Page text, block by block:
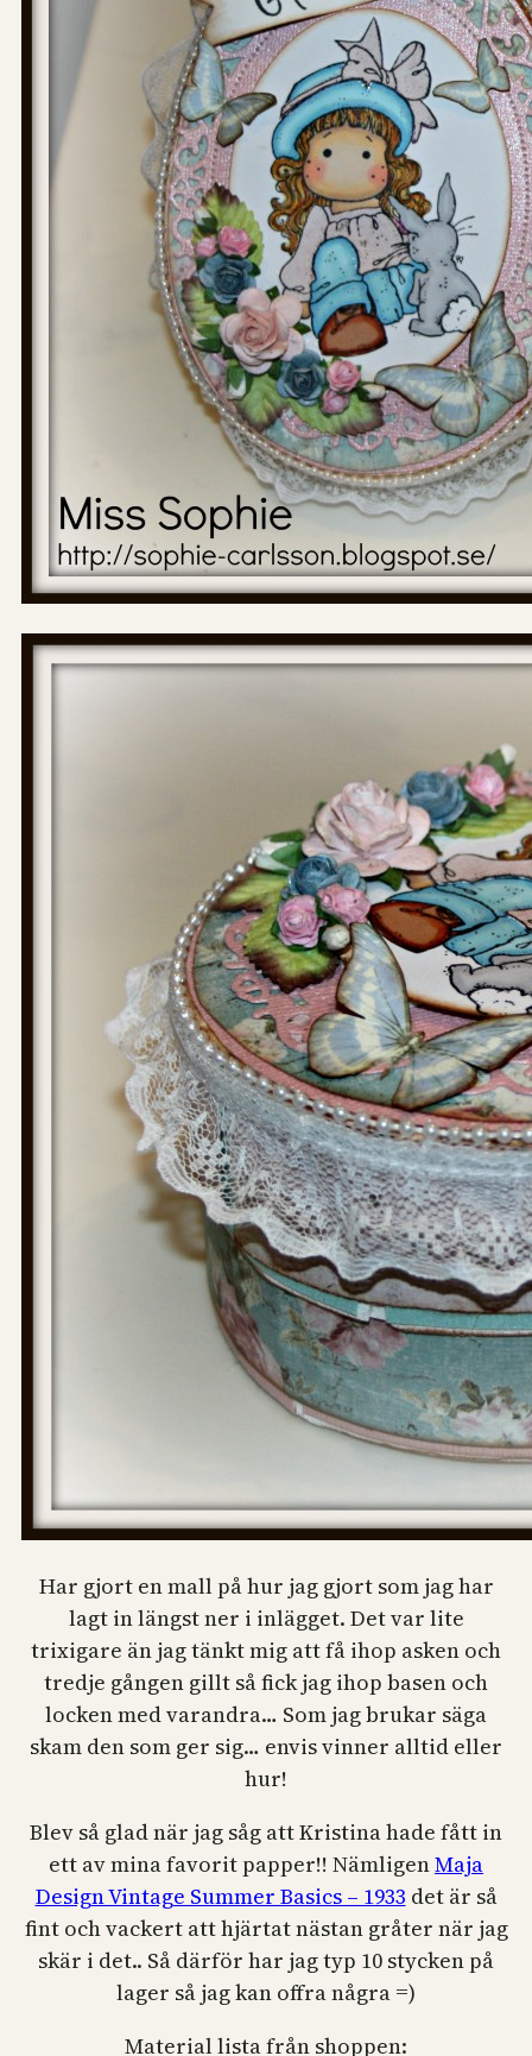
Har gjort en mall på hur jag gjort som jag har
lagt in längst ner i inlägget. Det var lite
trixigare än jag tänkt mig att få ihop asken och
tredje gången gillt så fick jag ihop basen och
locken med varandra… Som jag brukar säga
skam den som ger sig… envis vinner alltid eller
hur!
Blev så glad när jag såg att Kristina hade fått in
ett av mina favorit papper!! NämligenMaja
Design Vintage Summer Basics – 1933 det är så
fint och vackert att hjärtat nästan gråter när jag
skär i det.. Så därför har jag typ 10 stycken på
lager så jag kan offra några =)
Material lista från shoppen: